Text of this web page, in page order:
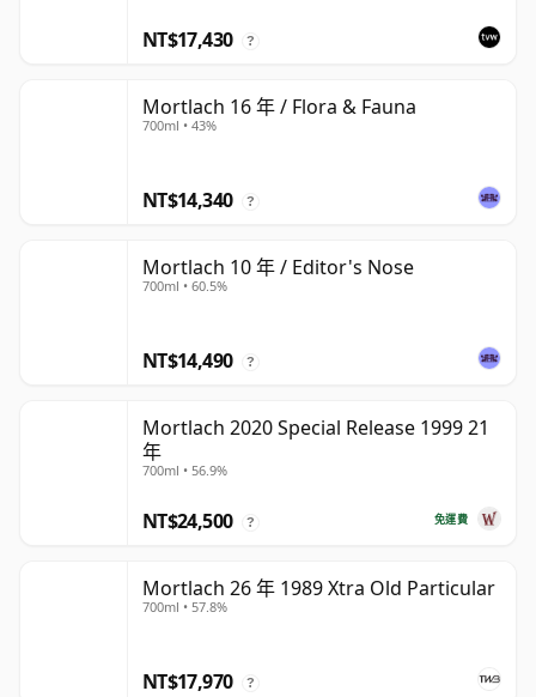
NT$17,430 ?
Mortlach 16 年 / Flora & Fauna
700ml • 43%
NT$14,340 ?
Mortlach 10 年 / Editor's Nose
700ml • 60.5%
NT$14,490 ?
Mortlach 2020 Special Release 1999 21
年
700ml • 56.9%
免運費
NT$24,500 ?
Mortlach 26 年 1989 Xtra Old Particular
700ml • 57.8%
NT$17,970 ?